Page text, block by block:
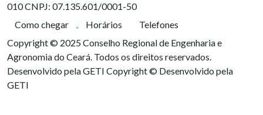
010CNPJ: 07.135.601/0001-50
Como chegar
Horários
Telefones
Copyright © 2025 Conselho Regional de Engenharia e
Agronomia do Ceará. Todos os direitos reservados.
Desenvolvido pela GETI Copyright © Desenvolvido pela
GETI